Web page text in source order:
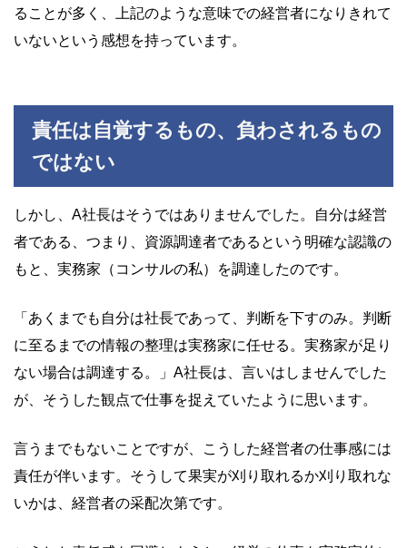
ることが多く、上記のような意味での経営者になりきれて
いないという感想を持っています。
責任は自覚するもの、負わされるもの
ではない
しかし、A社長はそうではありませんでした。自分は経営
者である、つまり、資源調達者であるという明確な認識の
もと、実務家（コンサルの私）を調達したのです。
「あくまでも自分は社長であって、判断を下すのみ。判断
に至るまでの情報の整理は実務家に任せる。実務家が足り
ない場合は調達する。」A社長は、言いはしませんでした
が、そうした観点で仕事を捉えていたように思います。
言うまでもないことですが、こうした経営者の仕事感には
責任が伴います。そうして果実が刈り取れるか刈り取れな
いかは、経営者の采配次第です。